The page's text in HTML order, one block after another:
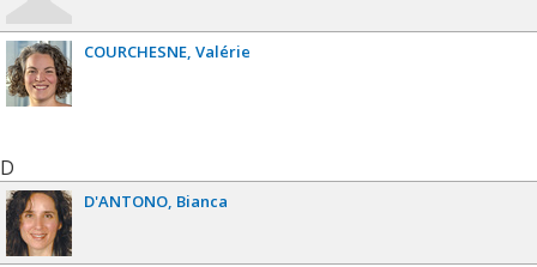
COURCHESNE Valérie
D
D'ANTONO Bianca